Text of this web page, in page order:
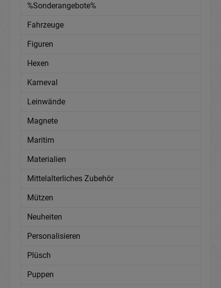
%Sonderangebote%
Fahrzeuge
Figuren
Hexen
Karneval
Leinwände
Magnete
Maritim
Materialien
Mittelalterliches Zubehör
Mützen
Neuheiten
Personalisieren
Plüsch
Puppen